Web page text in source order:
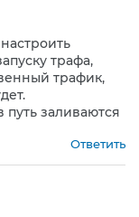
трафа,
трафик,
заливаются
Ответить